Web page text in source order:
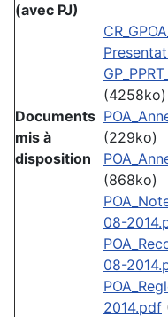
(avec PJ)
(4258ko)
Documents
mis à
disposition
(229ko)
(868ko)
08-
08-
2014.pdf